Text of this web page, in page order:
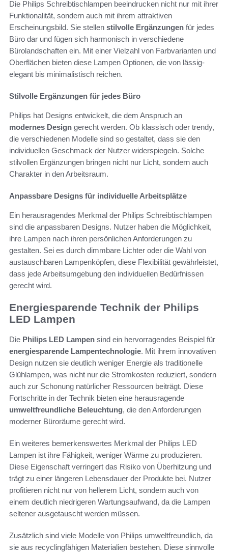
Die Philips Schreibtischlampen beeindrucken nicht nur mit ihrer
Funktionalität, sondern auch mit ihrem attraktiven
Erscheinungsbild. Sie stellen stilvolle Ergänzungen für jedes
Büro dar und fügen sich harmonisch in verschiedene
Bürolandschaften ein. Mit einer Vielzahl von Farbvarianten und
Oberflächen bieten diese Lampen Optionen, die von lässig-
elegant bis minimalistisch reichen.
Stilvolle Ergänzungen für jedes Büro
Philips hat Designs entwickelt, die dem Anspruch an
modernes Design gerecht werden. Ob klassisch oder trendy,
die verschiedenen Modelle sind so gestaltet, dass sie den
individuellen Geschmack der Nutzer widerspiegeln. Solche
stilvollen Ergänzungen bringen nicht nur Licht, sondern auch
Charakter in den Arbeitsraum.
Anpassbare Designs für individuelle Arbeitsplätze
Ein herausragendes Merkmal der Philips Schreibtischlampen
sind die anpassbaren Designs. Nutzer haben die Möglichkeit,
ihre Lampen nach ihren persönlichen Anforderungen zu
gestalten. Sei es durch dimmbare Lichter oder die Wahl von
austauschbaren Lampenköpfen, diese Flexibilität gewährleistet,
dass jede Arbeitsumgebung den individuellen Bedürfnissen
gerecht wird.
Energiesparende Technik der Philips
LED Lampen
Die Philips LED Lampen sind ein hervorragendes Beispiel für
energiesparende Lampentechnologie. Mit ihrem innovativen
Design nutzen sie deutlich weniger Energie als traditionelle
Glühlampen, was nicht nur die Stromkosten reduziert, sondern
auch zur Schonung natürlicher Ressourcen beiträgt. Diese
Fortschritte in der Technik bieten eine herausragende
umweltfreundliche Beleuchtung, die den Anforderungen
moderner Büroräume gerecht wird.
Ein weiteres bemerkenswertes Merkmal der Philips LED
Lampen ist ihre Fähigkeit, weniger Wärme zu produzieren.
Diese Eigenschaft verringert das Risiko von Überhitzung und
trägt zu einer längeren Lebensdauer der Produkte bei. Nutzer
profitieren nicht nur von hellerem Licht, sondern auch von
einem deutlich niedrigeren Wartungsaufwand, da die Lampen
seltener ausgetauscht werden müssen.
Zusätzlich sind viele Modelle von Philips umweltfreundlich, da
sie aus recyclingfähigen Materialien bestehen. Diese sinnvolle